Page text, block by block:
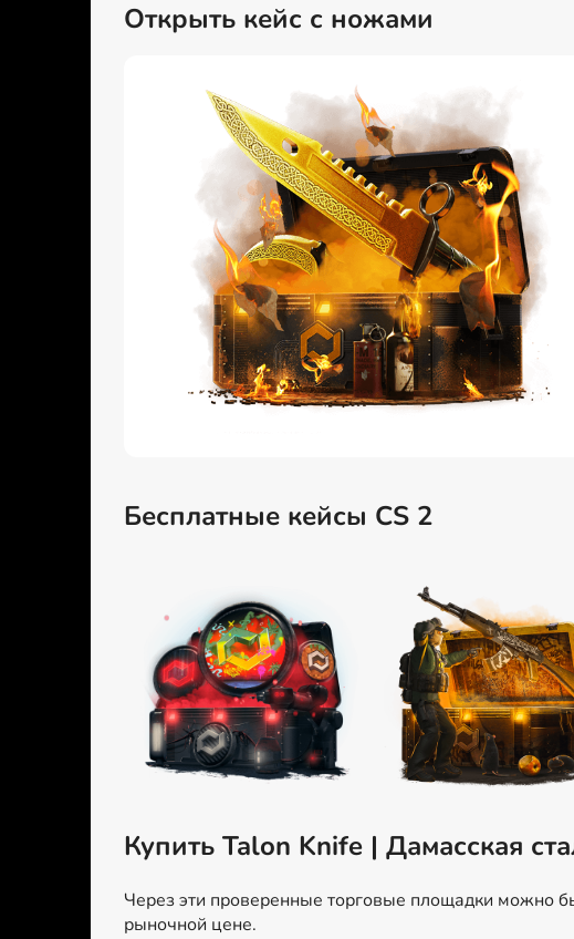
Открыть кейс с ножами
Бесплатные кейсы CS 2
Купить Talon Knife | Дамасская
Через эти проверенные торговые площадки можно
рыночной цене.